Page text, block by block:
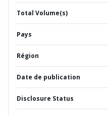
Total Volume(s)
Pays
Région
Date de publication
Disclosure Status